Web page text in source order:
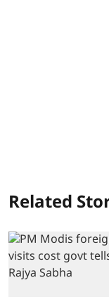
Related